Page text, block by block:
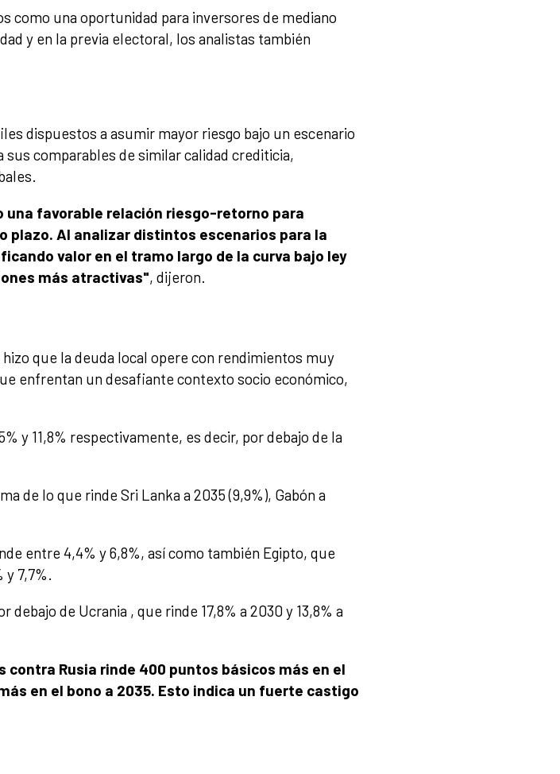
como una oportunidad para inversores de mediano
y en la previa electoral, los analistas también
dispuestos a asumir mayor riesgo bajo un escenario
sus comparables de similar calidad crediticia,
favorable relación riesgo-retorno para
plazo. Al analizar distintos escenarios para la
valor en el tramo largo de la curva bajo ley
más atractivas", dijeron.
que la deuda local opere con rendimientos muy
enfrentan un desafiante contexto socio económico,
y 11,8% respectivamente, es decir, por debajo de la
de lo que rinde Sri Lanka a 2035 (9,9%), Gabón a
entre 4,4% y 6,8%, así como también Egipto, que
y 7,7%.
de Ucrania , que rinde 17,8% a 2030 y 13,8% a
contra Rusia rinde 400 puntos básicos más en el
en el bono a 2035. Esto indica un fuerte castigo